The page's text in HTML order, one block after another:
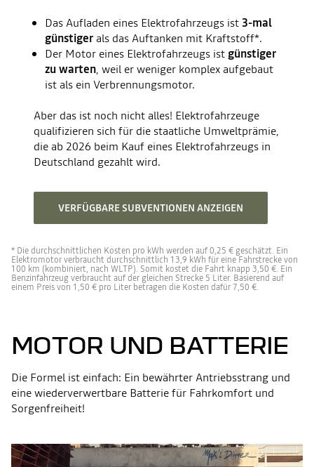
Das Aufladen eines Elektrofahrzeugs ist 3-mal
günstiger als das Auftanken mit Kraftstoff*.
Der Motor eines Elektrofahrzeugs ist günstiger
zu warten, weil er weniger komplex aufgebaut
ist als ein Verbrennungsmotor.
Aber das ist noch nicht alles! Elektrofahrzeuge
qualifizieren sich für die staatliche Umweltprämie,
die ab 2026 beim Kauf eines Elektrofahrzeugs in
Deutschland gezahlt wird.
VERFÜGBARE SUBVENTIONEN ANZEIGEN
* Die durchschnittlichen Kosten pro kWh werden auf 0,25 € geschätzt. Ein
Elektromotor verbraucht durchschnittlich 13,9 kWh für eine Fahrstrecke von
100 km (kombiniert, nach WLTP). Somit kostet die Fahrt knapp 3,50 €. Ein
Benzinfahrzeug verbraucht auf der gleichen Strecke 5 Liter. Basierend auf
einem Preis von 1,50 € pro Liter betragen die Kosten dafür 7,50 €.
MOTOR UND BATTERIE
Die Formel ist einfach: Ein bewährter Antriebsstrang und
eine wiederverwertbare Batterie für Fahrkomfort und
Sorgenfreiheit!